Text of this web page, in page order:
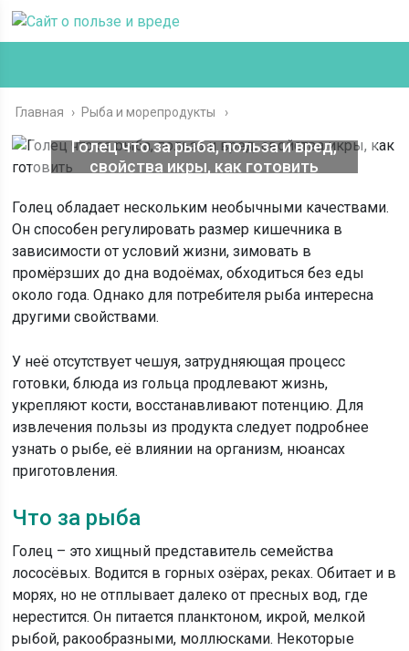
Главная › Рыба и морепродукты
Голец что за рыба, польза и вред,
свойства икры, как готовить
Голец обладает нескольким необычными качествами.
Он способен регулировать размер кишечника в
зависимости от условий жизни, зимовать в
промёрзших до дна водоёмах, обходиться без еды
около года. Однако для потребителя рыба интересна
другими свойствами.
У неё отсутствует чешуя, затрудняющая процесс
готовки, блюда из гольца продлевают жизнь,
укрепляют кости, восстанавливают потенцию. Для
извлечения пользы из продукта следует подробнее
узнать о рыбе, её влиянии на организм, нюансах
приготовления.
Что за рыба
Голец – это хищный представитель семейства
лососёвых. Водится в горных озёрах, реках. Обитает и в
морях, но не отплывает далеко от пресных вод, где
нерестится. Он питается планктоном, икрой, мелкой
рыбой, ракообразными, моллюсками. Некоторые